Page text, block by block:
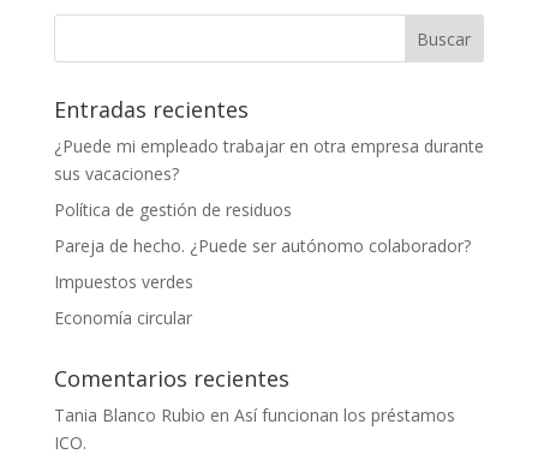
Entradas recientes
¿Puede mi empleado trabajar en otra empresa durante
sus vacaciones?
Política de gestión de residuos
Pareja de hecho. ¿Puede ser autónomo colaborador?
Impuestos verdes
Economía circular
Comentarios recientes
Tania Blanco Rubio en Así funcionan los préstamos
ICO.